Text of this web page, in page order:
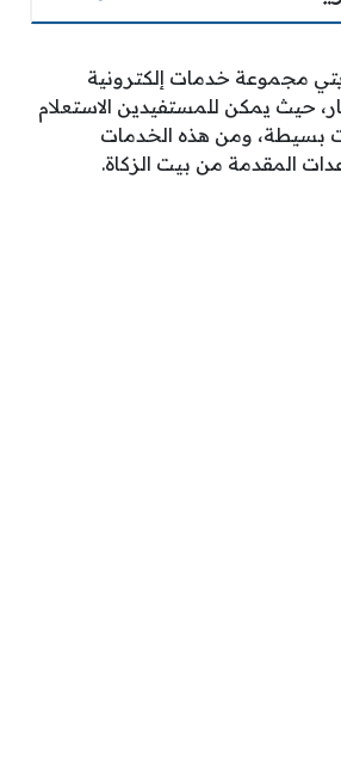
مجموعة خدمات إلكترونية
حيث يمكن للمستفيدين الاستعلام
بسيطة، ومن هذه الخدمات
المقدمة من بيت الزكاة.